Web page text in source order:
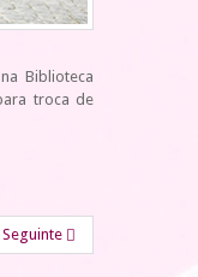
Biblioteca
troca de
Seguinte